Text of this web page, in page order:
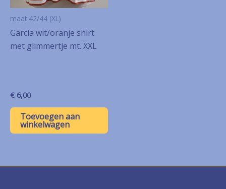
maat 42/44 (XL)
Garcia wit/oranje shirt
met glimmertje mt. XXL
€ 6,00
Toevoegen aan
winkelwagen